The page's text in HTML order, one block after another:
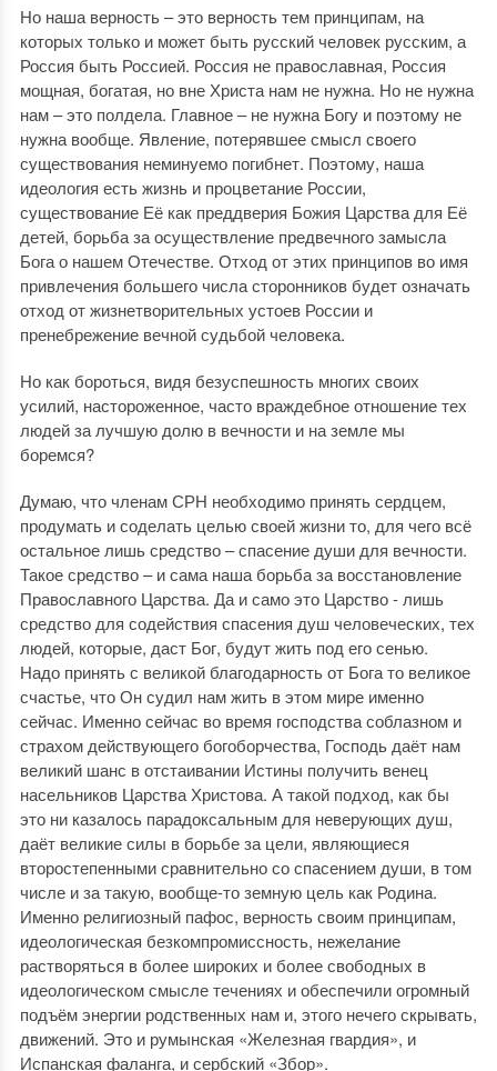
Но наша верность – это верность тем принципам, на
которых только и может быть русский человек русским, а
Россия быть Россией. Россия не православная, Россия
мощная, богатая, но вне Христа нам не нужна. Но не нужна
нам – это полдела. Главное – не нужна Богу и поэтому не
нужна вообще. Явление, потерявшее смысл своего
существования неминуемо погибнет. Поэтому, наша
идеология есть жизнь и процветание России,
существование Её как преддверия Божия Царства для Её
детей, борьба за осуществление предвечного замысла
Бога о нашем Отечестве. Отход от этих принципов во имя
привлечения большего числа сторонников будет означать
отход от жизнетворительных устоев России и
пренебрежение вечной судьбой человека.
Но как бороться, видя безуспешность многих своих
усилий, настороженное, часто враждебное отношение тех
людей за лучшую долю в вечности и на земле мы
боремся?
Думаю, что членам СРН необходимо принять сердцем,
продумать и соделать целью своей жизни то, для чего всё
остальное лишь средство – спасение души для вечности.
Такое средство – и сама наша борьба за восстановление
Православного Царства. Да и само это Царство - лишь
средство для содействия спасения душ человеческих, тех
людей, которые, даст Бог, будут жить под его сенью.
Надо принять с великой благодарность от Бога то великое
счастье, что Он судил нам жить в этом мире именно
сейчас. Именно сейчас во время господства соблазном и
страхом действующего богоборчества, Господь даёт нам
великий шанс в отстаивании Истины получить венец
насельников Царства Христова. А такой подход, как бы
это ни казалось парадоксальным для неверующих душ,
даёт великие силы в борьбе за цели, являющиеся
второстепенными сравнительно со спасением души, в том
числе и за такую, вообще-то земную цель как Родина.
Именно религиозный пафос, верность своим принципам,
идеологическая безкомпромиссность, нежелание
растворяться в более широких и более свободных в
идеологическом смысле течениях и обеспечили огромный
подъём энергии родственных нам и, этого нечего скрывать,
движений. Это и румынская «Железная гвардия», и
Испанская фаланга, и сербский «Збор».